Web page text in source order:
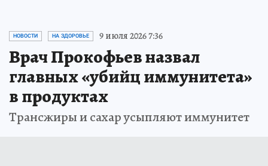
НОВОСТИ НА ЗДОРОВЬЕ 9 июля 2026 7:36
Врач Прокофьев назвал
главных «убийц иммунитета»
в продуктах
Трансжиры и сахар усыпляют иммунитет